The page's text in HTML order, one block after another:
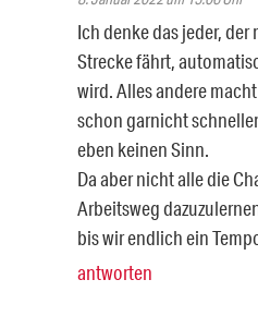
Ich denke das jeder,
Strecke fährt,
wird. Alles andere
schon garnicht
eben keinen Sinn.
Da aber nicht alle die
Arbeitsweg
bis wir endlich ein
antworten